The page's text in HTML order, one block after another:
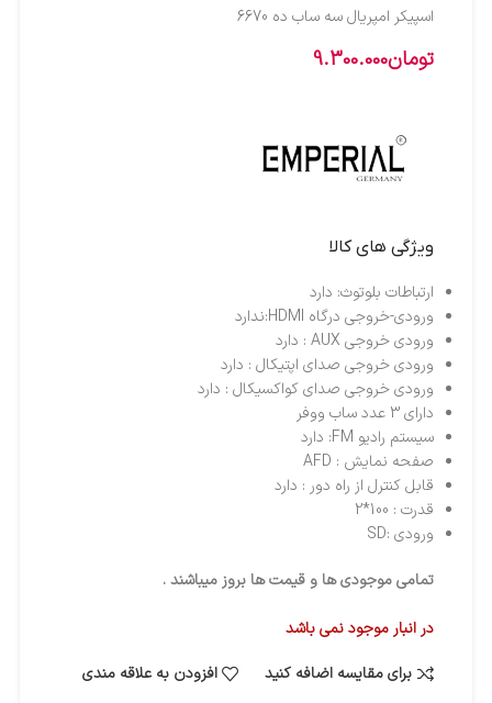
اسپيکر امپريال سه ساب ده 6670
تومان9.300.000
ویژگی های کالا
ارتباطات بلوتوث: دارد
ورودی-خروجی درگاه HDMI:ندارد
ورودی خروجی AUX : دارد
ورودی خروجی صدای اپتیکال : دارد
ورودی خروجی صدای کواکسیکال : دارد
دارای 3 عدد ساب ووفر
سیستم رادیو FM: دارد
صفحه نمایش : AFD
قابل کنترل از راه دور : دارد
قدرت : 100*2
ورودی :SD
تمامی موجودی ها و قیمت ها بروز میباشند .
در انبار موجود نمی باشد
برای مقایسه اضافه کنید
افزودن به علاقه مندی